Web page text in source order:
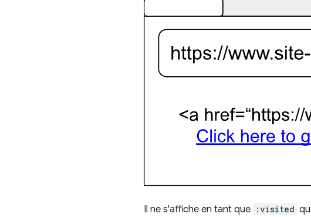
Il ne s'affiche en tant que :visited